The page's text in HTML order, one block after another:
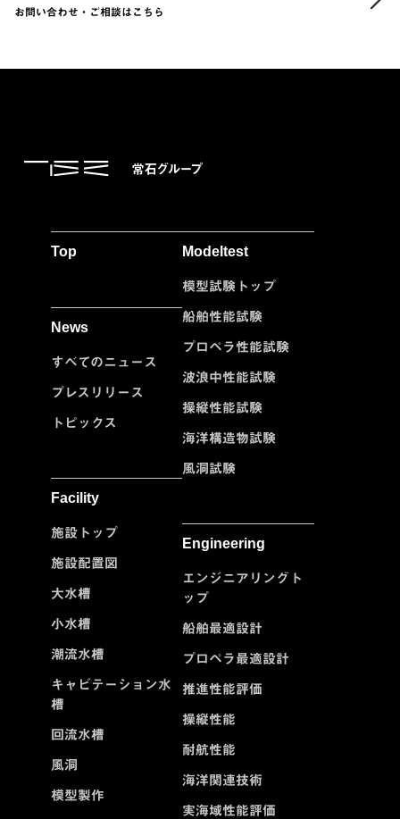
お問い合わせ・ご相談はこちら
Top
News
すべてのニュース
プレスリリース
トピックス
Facility
施設トップ
施設配置図
大水槽
小水槽
潮流水槽
キャビテーション水
槽
回流水槽
風洞
模型製作
Modeltest
模型試験トップ
船舶性能試験
プロペラ性能試験
波浪中性能試験
操縦性能試験
海洋構造物試験
風洞試験
Engineering
エンジニアリングト
ップ
船舶最適設計
プロペラ最適設計
推進性能評価
操縦性能
耐航性能
海洋関連技術
実海域性能評価